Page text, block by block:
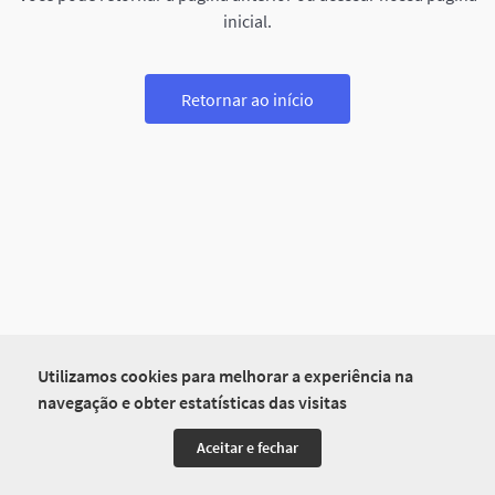
Utilizamos cookies para melhorar a experiência na
navegação e obter estatísticas das visitas
Aceitar e fechar
inicial.
Retornar ao início